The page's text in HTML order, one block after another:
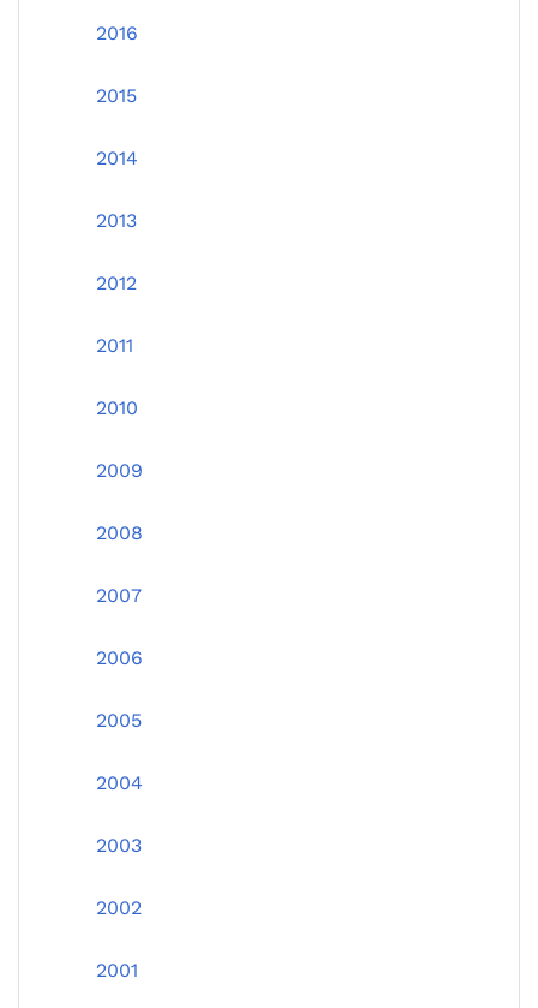
2016
2015
2014
2013
2012
2011
2010
2009
2008
2007
2006
2005
2004
2003
2002
2001